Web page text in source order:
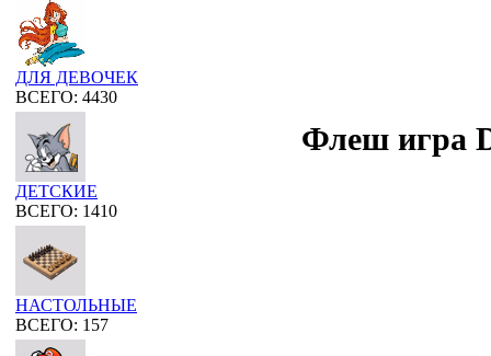
ДЛЯ ДЕВОЧЕК
ВСЕГО: 4430
ДЕТСКИЕ
ВСЕГО: 1410
НАСТОЛЬНЫЕ
ВСЕГО: 157
Флеш игра